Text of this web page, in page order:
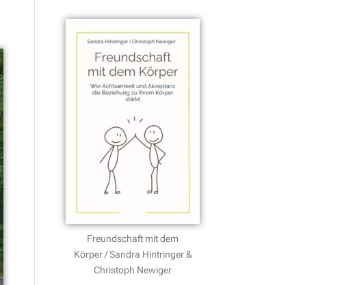
Freundschaft mit dem
Körper / Sandra Hintringer &
Christoph Newiger